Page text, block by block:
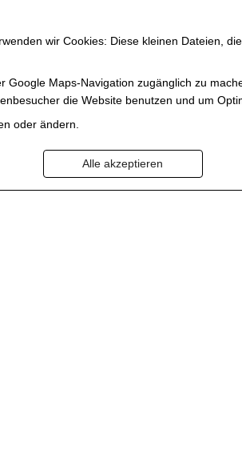
MANUELA GOTTFRIED BILDER
wir Cookies: Diese kleinen Dateien,
Maps-Navigation zugänglich zu
die Website benutzen und um
oder ändern.
Alle akzeptieren